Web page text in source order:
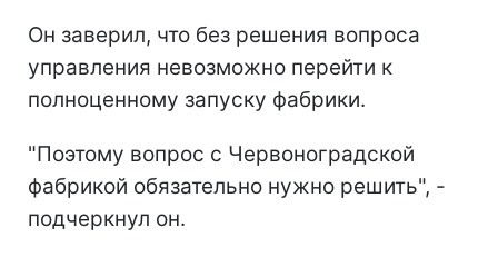
Он заверил, что без решения вопроса
управления невозможно перейти к
полноценному запуску фабрики.
"Поэтому вопрос с Червоноградской
фабрикой обязательно нужно решить", -
подчеркнул он.